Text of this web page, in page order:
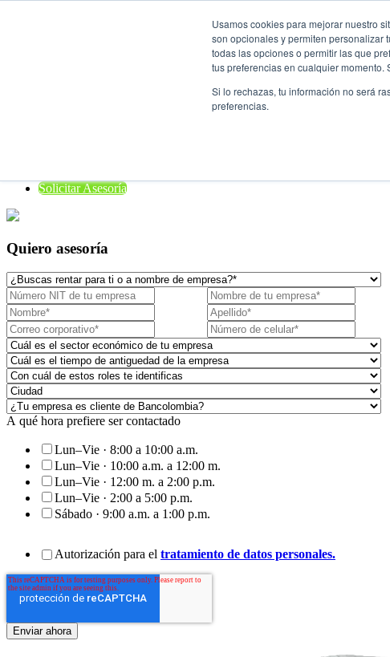
Usamos cookies para mejorar nuestro
son opcionales y permiten personalizar
todas las opciones o permitir las que
tus preferencias en cualquier momento.
Si lo rechazas, tu información no será
preferencias.
Solicitar Asesoría
Quiero asesoría
A qué hora prefiere ser contactado
Lun–Vie · 8:00 a 10:00 a.m.
Lun–Vie · 10:00 a.m. a 12:00 m.
Lun–Vie · 12:00 m. a 2:00 p.m.
Lun–Vie · 2:00 a 5:00 p.m.
Sábado · 9:00 a.m. a 1:00 p.m.
Autorización para el tratamiento de datos personales.